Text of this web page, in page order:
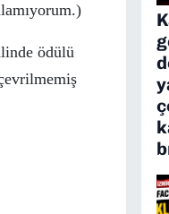
ödülü
evrilmemiş